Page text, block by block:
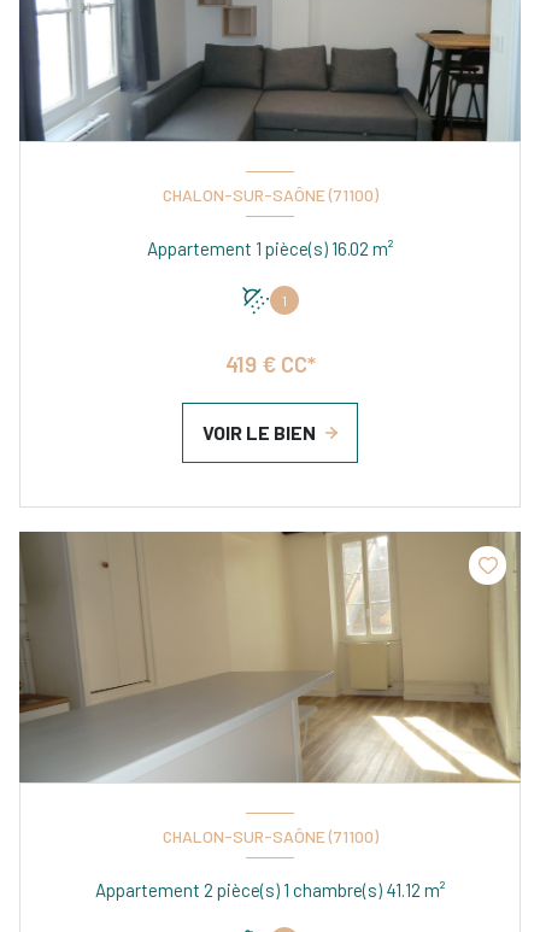
CHALON-SUR-SAÔNE (71100)
Appartement 1 pièce(s) 16.02 m²
1
419 € CC*
VOIR LE BIEN
CHALON-SUR-SAÔNE (71100)
Appartement 2 pièce(s) 1 chambre(s) 41.12 m²